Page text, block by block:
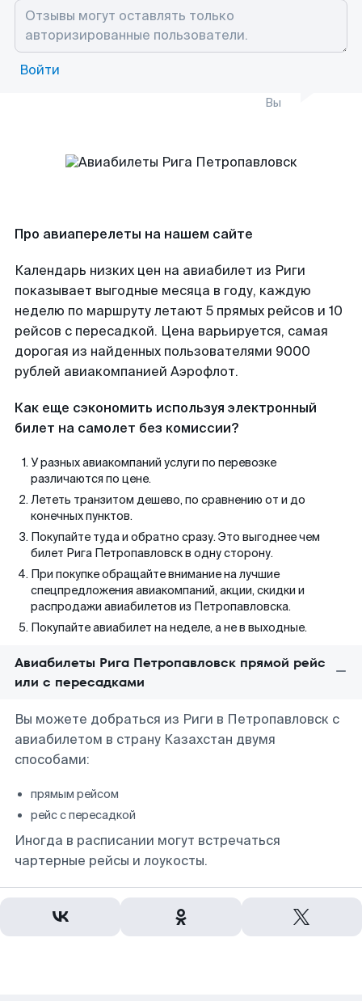
Войти
Вы
Про авиаперелеты на нашем сайте
Календарь низких цен на авиабилет из Риги
показывает выгодные месяца в году, каждую
неделю по маршруту летают 5 прямых рейсов и 10
рейсов с пересадкой. Цена варьируется, самая
дорогая из найденных пользователями 9000
рублей авиакомпанией Аэрофлот.
Как еще сэкономить используя электронный
билет на самолет без комиссии?
У разных авиакомпаний услуги по перевозке
различаются по цене.
Лететь транзитом дешево, по сравнению от и до
конечных пунктов.
Покупайте туда и обратно сразу. Это выгоднее чем
билет Рига Петропавловск в одну сторону.
При покупке обращайте внимание на лучшие
спецпредложения авиакомпаний, акции, скидки и
распродажи авиабилетов из Петропавловска.
Покупайте авиабилет на неделе, а не в выходные.
Авиабилеты Рига Петропавловск прямой рейс
или с пересадками
Вы можете добраться из Риги в Петропавловск с
авиабилетом в страну Казахстан двумя
способами:
прямым рейсом
рейс с пересадкой
Иногда в расписании могут встречаться
чартерные рейсы и лоукосты.